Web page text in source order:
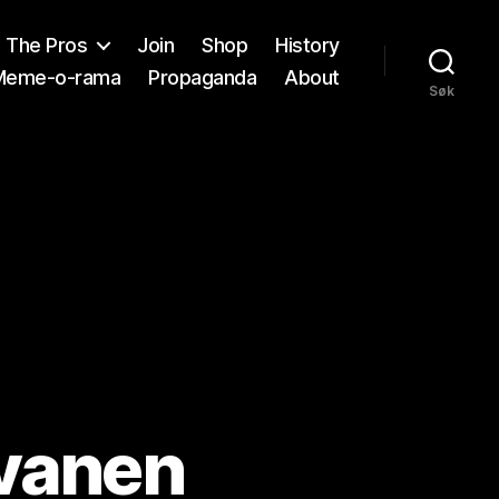
The Pros Join Shop
History
o-rama Propaganda About
Søk